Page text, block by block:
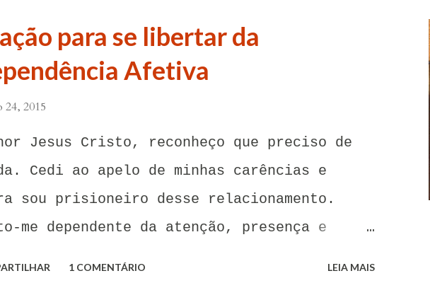
para se libertar da
Afetiva
24, 2015
Jesus Cristo, reconheço que preciso de
Cedi ao apelo de minhas carências e
sou prisioneiro desse relacionamento.
me dependente da atenção, presença e
1 COMENTÁRIO LEIA MAIS